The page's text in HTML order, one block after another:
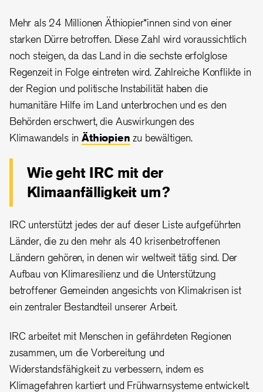
Mehr als 24 Millionen Äthiopier*innen sind von einer
starken Dürre betroffen. Diese Zahl wird voraussichtlich
noch steigen, da das Land in die sechste erfolglose
Regenzeit in Folge eintreten wird. Zahlreiche Konflikte in
der Region und politische Instabilität haben die
humanitäre Hilfe im Land unterbrochen und es den
Behörden erschwert, die Auswirkungen des
Klimawandels inÄthiopien zu bewältigen.
Wie geht IRC mit der
Klimaanfälligkeit um?
IRC unterstützt jedes der auf dieser Liste aufgeführten
Länder, die zu den mehr als 40 krisenbetroffenen
Ländern gehören, in denen wir weltweit tätig sind. Der
Aufbau von Klimaresilienz und die Unterstützung
betroffener Gemeinden angesichts von Klimakrisen ist
ein zentraler Bestandteil unserer Arbeit.
IRC arbeitet mit Menschen in gefährdeten Regionen
zusammen, um die Vorbereitung und
Widerstandsfähigkeit zu verbessern, indem es
Klimagefahren kartiert und Frühwarnsysteme entwickelt.